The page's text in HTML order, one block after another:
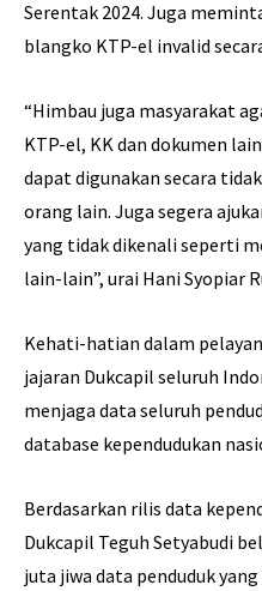
Serentak 2024. Juga
blangko KTP-el invalid
“Himbau juga masyarakat
KTP-el, KK dan dokumen
dapat digunakan secara
orang lain. Juga segera
yang tidak dikenali seperti
lain-lain”, urai Hani Syopiar
Kehati-hatian dalam
jajaran Dukcapil seluruh
menjaga data seluruh
database kependudukan
Berdasarkan rilis data
Dukcapil Teguh Setyabudi
juta jiwa data penduduk